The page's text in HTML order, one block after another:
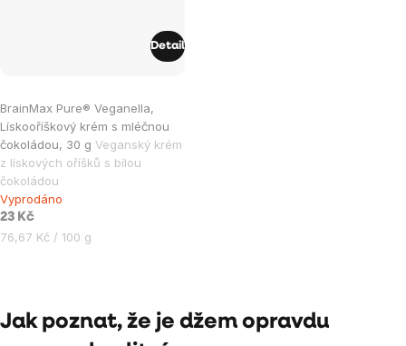
BrainMax Pure® Veganella,
Lískooříškový krém s mléčnou
čokoládou, 30 g Veganský krém
z lískových oříšků s bílou
čokoládou
Vyprodáno
23 Kč
Měrná
76,67 Kč / 100 g
Detail
prvky
Jak poznat, že je džem opravdu